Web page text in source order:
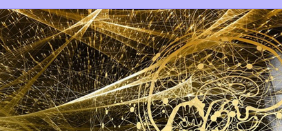
Startup Casa Ronin Grupo Ronin